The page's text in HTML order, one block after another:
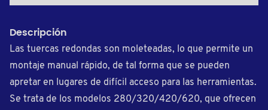
Descripción
Las tuercas redondas son moleteadas, lo que permite un
montaje manual rápido, de tal forma que se pueden
apretar en lugares de difícil acceso para las herramientas.
Se trata de los modelos 280/320/420/620, que ofrecen